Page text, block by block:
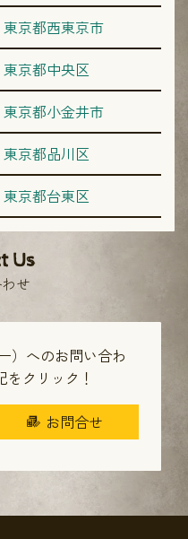
東京都西東京市
東京都中央区
東京都小金井市
東京都品川区
東京都台東区
Us
せ
）へのお問い合わ
クリック！
お問合せ